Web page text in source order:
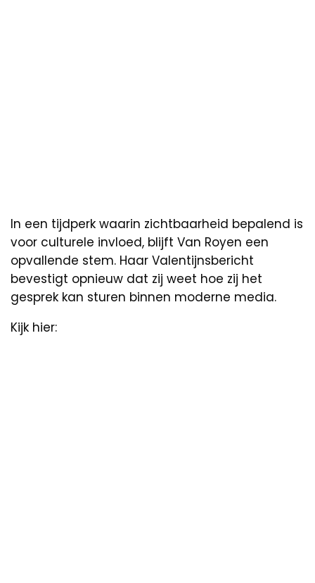
In een tijdperk waarin zichtbaarheid bepalend is
voor culturele invloed, blijft Van Royen een
opvallende stem. Haar Valentijnsbericht
bevestigt opnieuw dat zij weet hoe zij het
gesprek kan sturen binnen moderne media.
Kijk hier: